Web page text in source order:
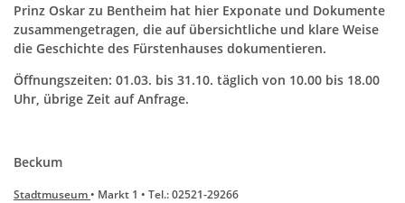
Prinz Oskar zu Bentheim hat hier Exponate und Dokumente
zusammengetragen, die auf übersichtliche und klare Weise
die Geschichte des Fürstenhauses dokumentieren.
Öffnungszeiten: 01.03. bis 31.10. täglich von 10.00 bis 18.00
Uhr, übrige Zeit auf Anfrage.
Beckum
Stadtmuseum• Markt 1 • Tel.: 02521-29266